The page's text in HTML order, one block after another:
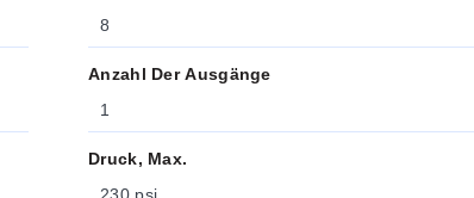
8
Anzahl Der Ausgänge
1
Druck, Max.